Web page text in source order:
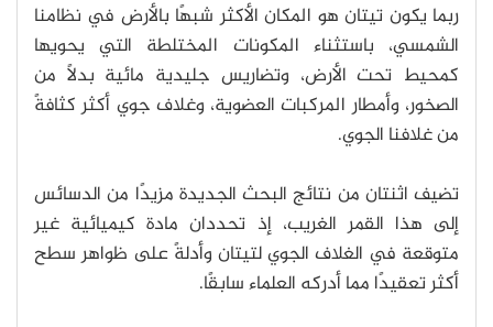
ربما يكون تيتان هو المكان الأكثر شبهًا بالأرض في نظامنا
الشمسي، باستثناء المكونات المختلطة التي يحويها
كمحيط تحت الأرض، وتضاريس جليدية مائية بدلًا من
الصخور، وأمطار المركبات العضوية، وغلاف جوي أكثر كثافةً
من غلافنا الجوي.
تضيف اثنتان من نتائج البحث الجديدة مزيدًا من الدسائس
إلى هذا القمر الغريب، إذ تحددان مادة كيميائية غير
متوقعة في الغلاف الجوي لتيتان وأدلةً على ظواهر سطح
أكثر تعقيدًا مما أدركه العلماء سابقًا.